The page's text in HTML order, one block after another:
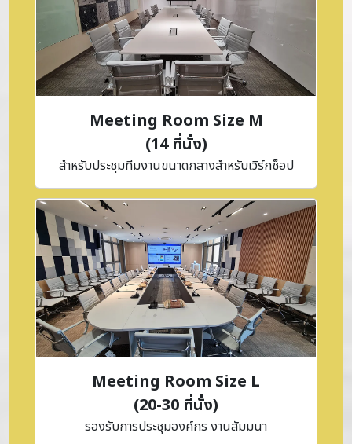
Meeting Room Size M
(14 ที่นั่ง)
สำหรับประชุมทีมงานขนาดกลางสำหรับเวิร์กช็อป
Meeting Room Size L
(20-30 ที่นั่ง)
รองรับการประชุมองค์กร งานสัมมนา